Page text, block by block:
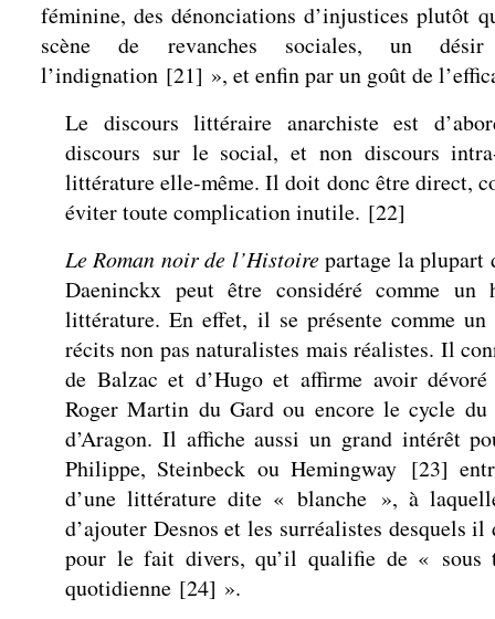
féminine, des dénonciations d’injustices plutôt
scène de revanches sociales, un
l’indignation [21] », et enfin par un goût de
Le discours littéraire anarchiste est
discours sur le social, et non discours
littérature elle-même. Il doit donc être direct,
éviter toute complication inutile. [22]
Le Roman noir de l’Histoirepartage la plupart
Daeninckx peut être considéré comme un
littérature. En effet, il se présente comme
récits non pas naturalistes mais réalistes. Il
de Balzac et d’Hugo et affirme avoir
Roger Martin du Gard ou encore le cycle
d’Aragon. Il affiche aussi un grand intérêt
Philippe, Steinbeck ou Hemingway [23]
d’une littérature dite « blanche », à
d’ajouter Desnos et les surréalistes desquels
pour le fait divers, qu’il qualifie de « sous
quotidienne [24] ».